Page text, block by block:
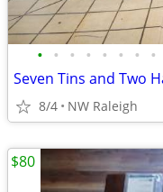
• • • • • • • •
Seven Tins and Two
8/4 NW Raleigh
$80